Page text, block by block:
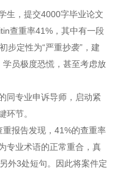
生，提交4000字毕业论文
查重率41%，其中有一段
步定性为“严重抄袭”，建
员极度恐慌，甚至考虑放
同专业申诉导师，启动紧
环节。
报告发现，41%的查重率
专业术语的正常重合，真
外3处短句。因此将案件定